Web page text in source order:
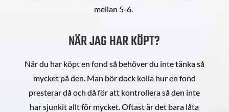
mellan 5-6.
NÄR JAG HAR KÖPT?
När du har köpt en fond så behöver du inte tänka så
mycket på den. Man bör dock kolla hur en fond
presterar då och då för att kontrollera så den inte
har sjunkit allt för mycket. Oftast är det bara låta